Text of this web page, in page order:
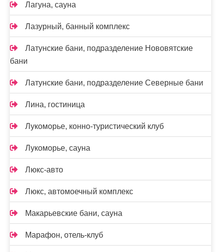
Лагуна, сауна
Лазурный, банный комплекс
Латунские бани, подразделение Нововятские
бани
Латунские бани, подразделение Северные бани
Лина, гостиница
Лукоморье, конно-туристический клуб
Лукоморье, сауна
Люкс-авто
Люкс, автомоечный комплекс
Макарьевские бани, сауна
Марафон, отель-клуб